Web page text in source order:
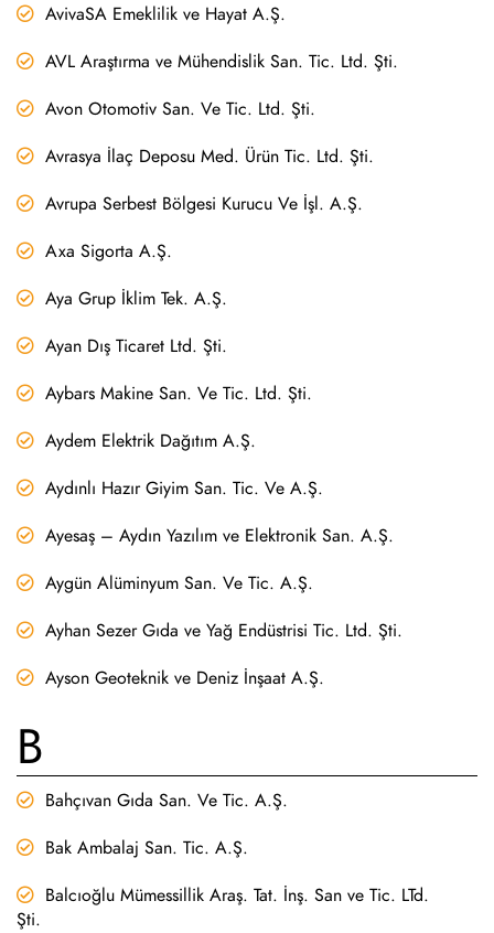
AvivaSA Emeklilik ve Hayat A.Ş.
AVL Araştırma ve Mühendislik San. Tic. Ltd. Şti.
Avon Otomotiv San. Ve Tic. Ltd. Şti.
Avrasya İlaç Deposu Med. Ürün Tic. Ltd. Şti.
Avrupa Serbest Bölgesi Kurucu Ve İşl. A.Ş.
Axa Sigorta A.Ş.
Aya Grup İklim Tek. A.Ş.
Ayan Dış Ticaret Ltd. Şti.
Aybars Makine San. Ve Tic. Ltd. Şti.
Aydem Elektrik Dağıtım A.Ş.
Aydınlı Hazır Giyim San. Tic. Ve A.Ş.
Ayesaş – Aydın Yazılım ve Elektronik San. A.Ş.
Aygün Alüminyum San. Ve Tic. A.Ş.
Ayhan Sezer Gıda ve Yağ Endüstrisi Tic. Ltd. Şti.
Ayson Geoteknik ve Deniz İnşaat A.Ş.
B
Bahçıvan Gıda San. Ve Tic. A.Ş.
Bak Ambalaj San. Tic. A.Ş.
Balcıoğlu Mümessillik Araş. Tat. İnş. San ve Tic. LTd.
Şti.